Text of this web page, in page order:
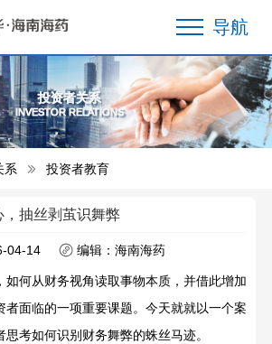
导航
投资者关系
INVESTOR RELATIONS
系 投资者教育
，抽丝剥茧识舞弊
04-14 编辑：海南海药
如何从财务视角读取事物本质，并借此增加
者面临的一项重要课题。今天就就以一个案
考如何识别财务舞弊的蛛丝马迹。